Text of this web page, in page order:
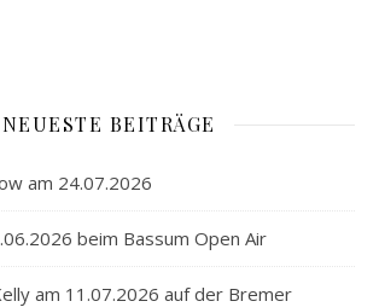
NEUESTE BEITRÄGE
am 24.07.2026
beim Bassum Open Air
am 11.07.2026 auf der Bremer